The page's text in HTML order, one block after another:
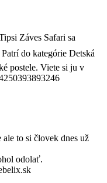
Záves Safari sa
do kategórie Detská
postele. Viete si ju v
to si človek dnes už
odolať.